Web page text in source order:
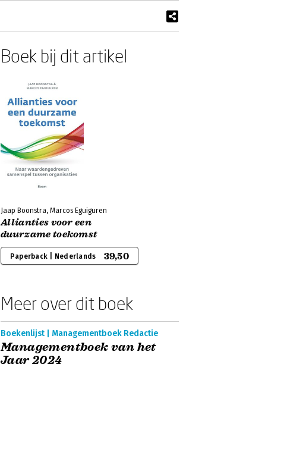
Boek bij dit artikel
Jaap Boonstra, Marcos Eguiguren
Allianties voor een
duurzame toekomst
Paperback | Nederlands 39,50
Meer over dit boek
Boekenlijst | Managementboek Redactie
Managementboek van het
Jaar 2024